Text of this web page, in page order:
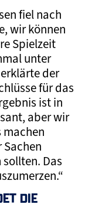
fiel nach
wir können
Spielzeit
unter
der
für das
ist in
aber wir
machen
Das
DIE